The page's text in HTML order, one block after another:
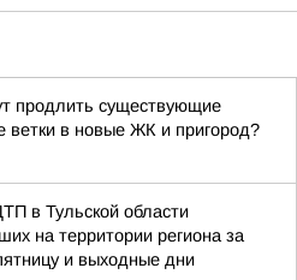
продлить существующие
ветки в новые ЖК и пригород?
в Тульской области
на территории региона за
и выходные дни